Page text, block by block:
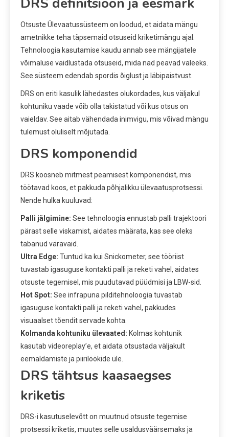
Otsuste Ülevaatussüsteem on loodud, et aidata mängu
ametnikke teha täpsemaid otsuseid kriketimängu ajal.
Tehnoloogia kasutamise kaudu annab see mängijatele
võimaluse vaidlustada otsuseid, mida nad peavad valeeks.
See süsteem edendab spordis õiglust ja läbipaistvust.
DRS on eriti kasulik lähedastes olukordades, kus väljakul
kohtuniku vaade võib olla takistatud või kus otsus on
vaieldav. See aitab vähendada inimvigu, mis võivad mängu
tulemust oluliselt mõjutada.
DRS komponendid
DRS koosneb mitmest peamisest komponendist, mis
töötavad koos, et pakkuda põhjalikku ülevaatusprotsessi.
Nende hulka kuuluvad:
Palli jälgimine: See tehnoloogia ennustab palli trajektoori
pärast selle viskamist, aidates määrata, kas see oleks
tabanud väravaid.
Ultra Edge: Tuntud ka kui Snickometer, see tööriist
tuvastab igasuguse kontakti palli ja reketi vahel, aidates
otsuste tegemisel, mis puudutavad püüdmisi ja LBW-sid.
Hot Spot: See infrapuna pilditehnoloogia tuvastab
igasuguse kontakti palli ja reketi vahel, pakkudes
visuaalset tõendit servade kohta.
Kolmanda kohtuniku ülevaated: Kolmas kohtunik
kasutab videoreplay’e, et aidata otsustada väljakult
eemaldamiste ja piirilöökide üle.
DRS tähtsus kaasaegses
kriketis
DRS-i kasutuselevõtt on muutnud otsuste tegemise
protsessi kriketis, muutes selle usaldusväärsemaks ja